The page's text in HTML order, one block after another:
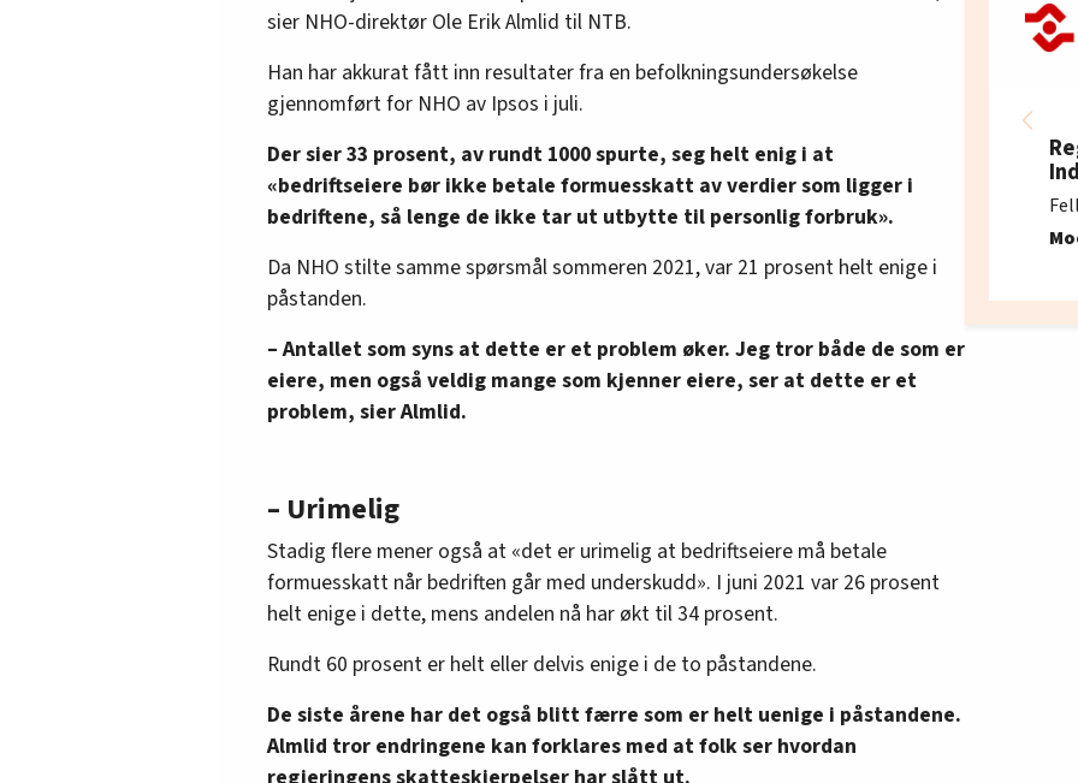
sier NHO-direktør Ole Erik Almlid til NTB.
Han har akkurat fått inn resultater fra en befolkningsundersøkelse
gjennomført for NHO av Ipsos i juli.
Der sier 33 prosent, av rundt 1000 spurte, seg helt enig i at
«bedriftseiere bør ikke betale formuesskatt av verdier som ligger i
bedriftene, så lenge de ikke tar ut utbytte til personlig forbruk».
Da NHO stilte samme spørsmål sommeren 2021, var 21 prosent helt enige i
påstanden.
– Antallet som syns at dette er et problem øker. Jeg tror både de som er
eiere, men også veldig mange som kjenner eiere, ser at dette er et
problem, sier Almlid.
– Urimelig
Stadig flere mener også at «det er urimelig at bedriftseiere må betale
formuesskatt når bedriften går med underskudd». I juni 2021 var 26 prosent
helt enige i dette, mens andelen nå har økt til 34 prosent.
Rundt 60 prosent er helt eller delvis enige i de to påstandene.
De siste årene har det også blitt færre som er helt uenige i påstandene.
Almlid tror endringene kan forklares med at folk ser hvordan